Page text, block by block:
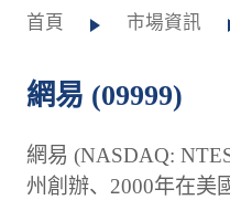
首頁 市場資訊
網易 (09999)
網易 (NASDAQ:
州創辦、2000年在美